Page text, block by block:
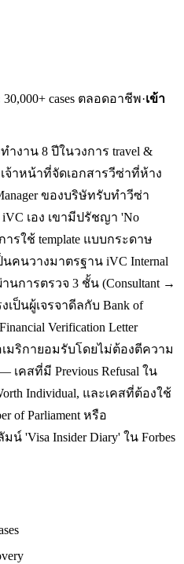
30,000+ cases ตลอดอาชีพ·เข้า
ำงาน 8 ปีในวงการ travel &
เจ้าหน้าที่จัดเอกสารวีซ่าที่ห้าง
ของบริษัทรับทำวีซ่า
เอง เขามีปรัชญา 'No
ารใช้ template แบบกระดาษ
คนวางมาตรฐาน iVC Internal
นการตรวจ 3 ชั้น (Consultant →
เป็นผู้เจรจาดีลกับ Bank of
Verification Letter
ริกายอมรับโดยไม่ต้องตีความ
เคสที่มี Previous Refusal ใน
Individual, และเคสที่ต้องใช้
of Parliament หรือ
'Visa Insider Diary' ใน Forbes